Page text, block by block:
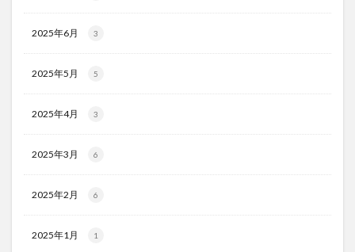
2025年6月 3
2025年5月 5
2025年4月 3
2025年3月 6
2025年2月 6
2025年1月 1